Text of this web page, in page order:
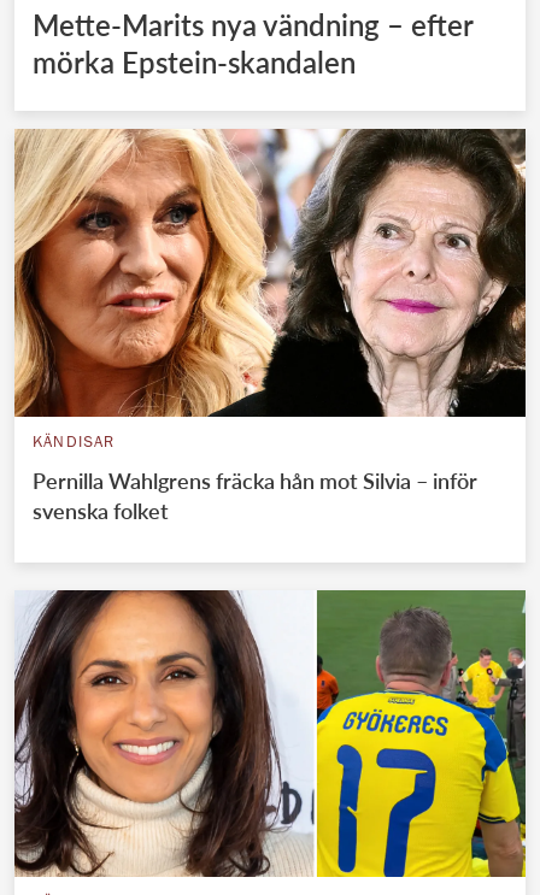
Mette-Marits nya vändning – efter
mörka Epstein-skandalen
KÄNDISAR
Pernilla Wahlgrens fräcka hån mot Silvia – inför
svenska folket